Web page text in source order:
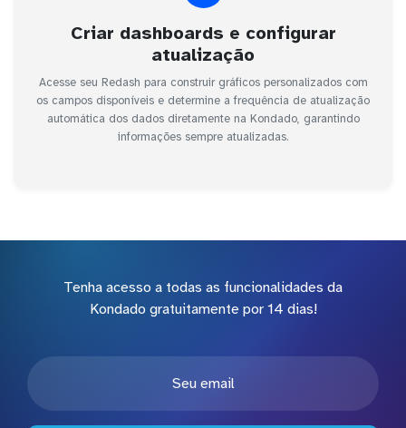
Criar dashboards e configurar
atualização
Acesse seu Redash para construir gráficos personalizados com
os campos disponíveis e determine a frequência de atualização
automática dos dados diretamente na Kondado, garantindo
informações sempre atualizadas.
Tenha acesso a todas as funcionalidades da
Kondado gratuitamente por 14 dias!